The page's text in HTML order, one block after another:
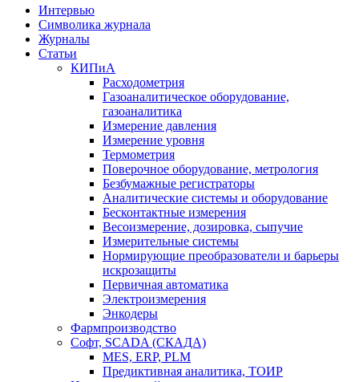
Интервью
Символика журнала
Журналы
Статьи
КИПиА
Расходометрия
Газоаналитическое оборудование,
газоаналитика
Измерение давления
Измерение уровня
Термометрия
Поверочное оборудование, метрология
Безбумажные регистраторы
Аналитические системы и оборудование
Бесконтактные измерения
Весоизмерение, дозировка, сыпучие
Измерительные системы
Нормирующие преобразователи и барьеры
искрозащиты
Первичная автоматика
Электроизмерения
Энкодеры
Фармпроизводство
Софт, SCADA (СКАДА)
MES, ERP, PLM
Предиктивная аналитика, ТОИР